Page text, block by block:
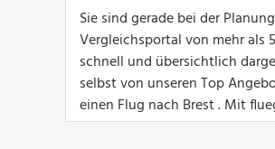
Sie sind gerade bei der
Vergleichsportal von mehr als
schnell und übersichtlich
selbst von unseren Top
einen Flug nach Brest . Mit